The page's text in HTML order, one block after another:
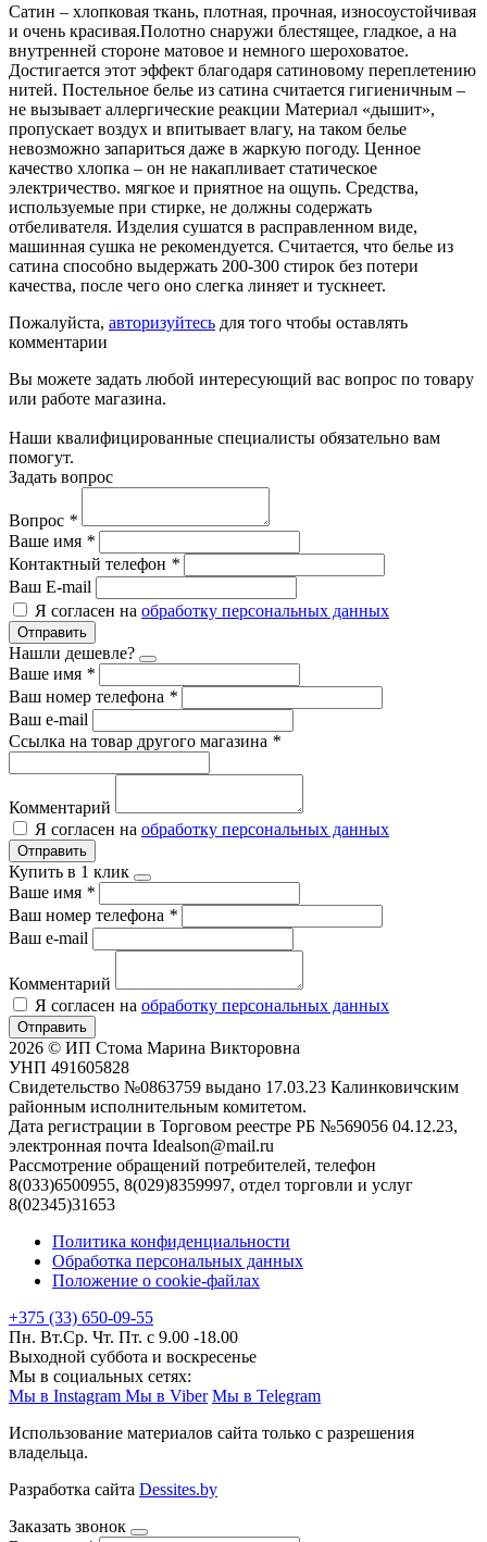
Сатин – хлопковая ткань, плотная, прочная, износоустойчивая
и очень красивая.Полотно снаружи блестящее, гладкое, а на
внутренней стороне матовое и немного шероховатое.
Достигается этот эффект благодаря сатиновому переплетению
нитей. Постельное белье из сатина считается гигиеничным –
не вызывает аллергические реакции Материал «дышит»,
пропускает воздух и впитывает влагу, на таком белье
невозможно запариться даже в жаркую погоду. Ценное
качество хлопка – он не накапливает статическое
электричество. мягкое и приятное на ощупь. Средства,
используемые при стирке, не должны содержать
отбеливателя. Изделия сушатся в расправленном виде,
машинная сушка не рекомендуется. Считается, что белье из
сатина способно выдержать 200-300 стирок без потери
качества, после чего оно слегка линяет и тускнеет.
Пожалуйста, авторизуйтесь для того чтобы оставлять
комментарии
Вы можете задать любой интересующий вас вопрос по товару
или работе магазина.
Наши квалифицированные специалисты обязательно вам
помогут.
Задать вопрос
Вопрос *
Ваше имя *
Контактный телефон *
Ваш E-mail
Я согласен на обработку персональных данных
Отправить
Нашли дешевле?
Ваше имя *
Ваш номер телефона *
Ваш e-mail
Ссылка на товар другого магазина *
Комментарий
Я согласен на обработку персональных данных
Отправить
Купить в 1 клик
Ваше имя *
Ваш номер телефона *
Ваш e-mail
Комментарий
Я согласен на обработку персональных данных
Отправить
2026 © ИП Стома Марина Викторовна
УНП 491605828
Свидетельство №0863759 выдано 17.03.23 Калинковичским
районным исполнительным комитетом.
Дата регистрации в Торговом реестре РБ №569056 04.12.23,
электронная почта Idealson@mail.ru
Рассмотрение обращений потребителей, телефон
8(033)6500955, 8(029)8359997, отдел торговли и услуг
8(02345)31653
Политика конфиденциальности
Обработка персональных данных
Положение о cookie-файлах
+375 (33) 650-09-55
Пн. Вт.Ср. Чт. Пт. с 9.00 -18.00
Выходной суббота и воскресенье
Мы в социальных сетях:
Мы в Instagram Мы в Viber Мы в Telegram
Использование материалов сайта только с разрешения
владельца.
Разработка сайта Dessites.by
Заказать звонок